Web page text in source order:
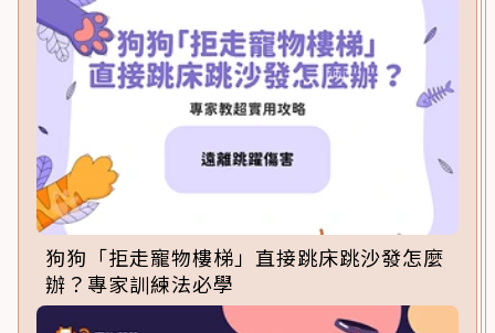
狗狗「拒走寵物樓梯」直接跳床跳沙發怎麼
辦？專家訓練法必學